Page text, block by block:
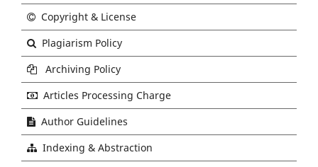
Copyright & License
Plagiarism Policy
Archiving Policy
Articles Processing Charge
Author Guidelines
Indexing & Abstraction